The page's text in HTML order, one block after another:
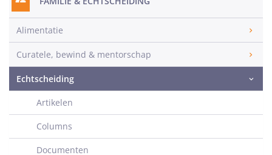
Alimentatie
Curatele, bewind & mentorschap
Echtscheiding
Artikelen
Columns
Documenten